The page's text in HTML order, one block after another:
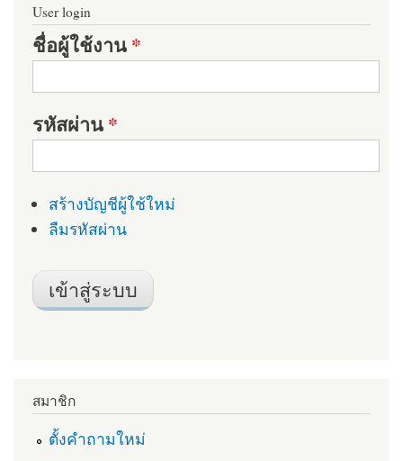
User login
ชื่อผู้ใช้งาน*
รหัสผ่าน*
สร้างบัญชีผู้ใช้ใหม่
ลืมรหัสผ่าน
สมาชิก
ตั้งคำถามใหม่